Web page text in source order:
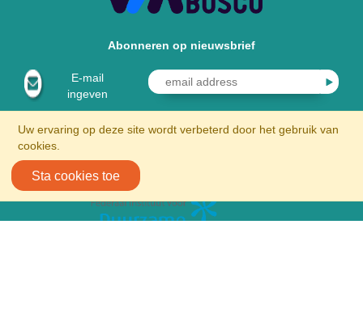
Uw ervaring op deze site wordt verbeterd door het gebruik van
cookies.
Sta cookies toe
Abonneren op nieuwsbrief
E-mail
ingeven